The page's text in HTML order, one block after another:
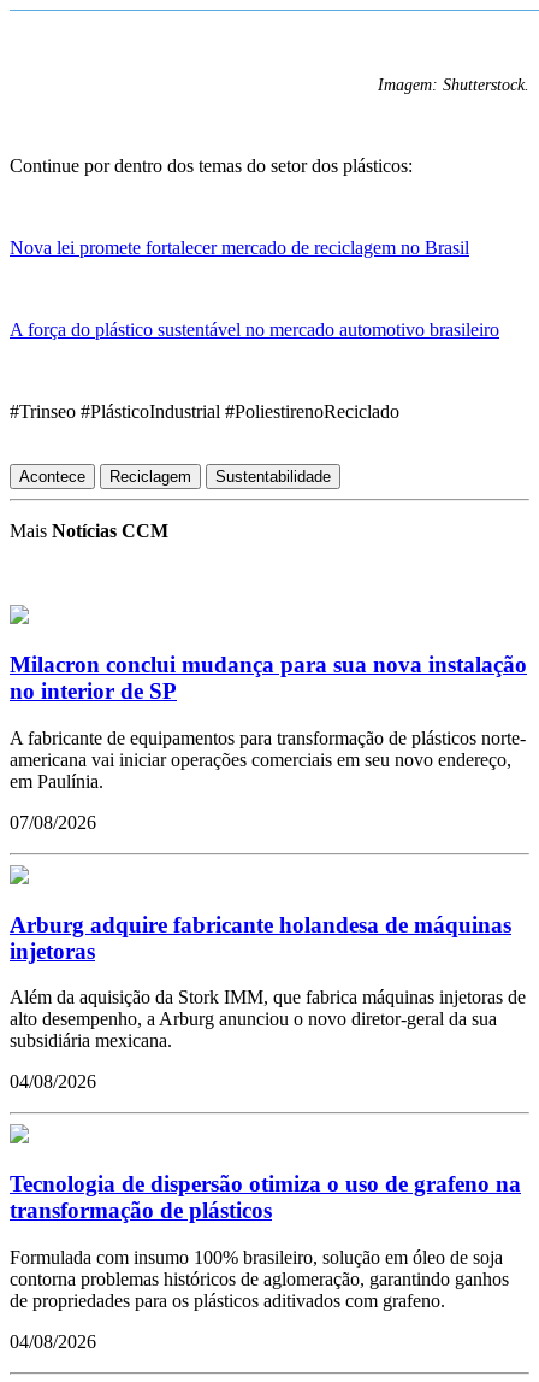
Imagem: Shutterstock.
Continue por dentro dos temas do setor dos plásticos:
Nova lei promete fortalecer mercado de reciclagem no Brasil
A força do plástico sustentável no mercado automotivo brasileiro
#Trinseo #PlásticoIndustrial #PoliestirenoReciclado
Acontece Reciclagem Sustentabilidade
Mais Notícias CCM
Milacron conclui mudança para sua nova instalação
no interior de SP
A fabricante de equipamentos para transformação de plásticos norte-
americana vai iniciar operações comerciais em seu novo endereço,
em Paulínia.
07/08/2026
Arburg adquire fabricante holandesa de máquinas
injetoras
Além da aquisição da Stork IMM, que fabrica máquinas injetoras de
alto desempenho, a Arburg anunciou o novo diretor-geral da sua
subsidiária mexicana.
04/08/2026
Tecnologia de dispersão otimiza o uso de grafeno na
transformação de plásticos
Formulada com insumo 100% brasileiro, solução em óleo de soja
contorna problemas históricos de aglomeração, garantindo ganhos
de propriedades para os plásticos aditivados com grafeno.
04/08/2026